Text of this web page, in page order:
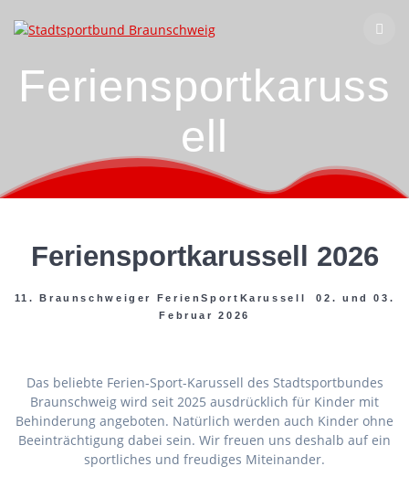
Inhalt
Feriensportkaruss
ell
Feriensportkarussell 2026
11. Braunschweiger FerienSportKarussell 02. und 03.
Februar 2026
Das beliebte Ferien-Sport-Karussell des Stadtsportbundes
Braunschweig wird seit 2025 ausdrücklich für Kinder mit
Behinderung angeboten. Natürlich werden auch Kinder ohne
Beeinträchtigung dabei sein. Wir freuen uns deshalb auf ein
sportliches und freudiges Miteinander.